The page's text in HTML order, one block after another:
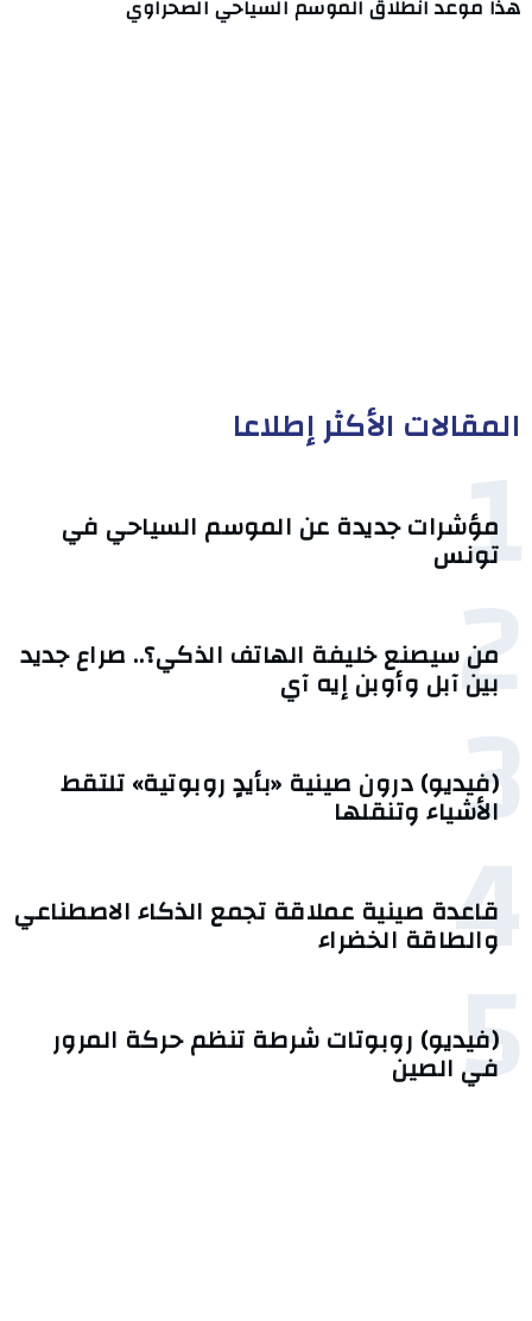
هذا موعد انطلاق الموسم السياحي الصحراوي
المقالات الأكثر إطلاعا
1
مؤشرات جديدة عن الموسم السياحي في
تونس
2
من سيصنع خليفة الهاتف الذكي؟.. صراع جديد
بين آبل وأوبن إيه آي
3
(فيديو) درون صينية «بأيدٍ روبوتية» تلتقط
الأشياء وتنقلها
4
قاعدة صينية عملاقة تجمع الذكاء الاصطناعي
والطاقة الخضراء
5
(فيديو) روبوتات شرطة تنظم حركة المرور
في الصين